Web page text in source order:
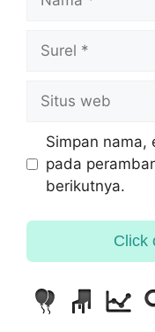
Simpan nama,
pada
berikutnya.
Click